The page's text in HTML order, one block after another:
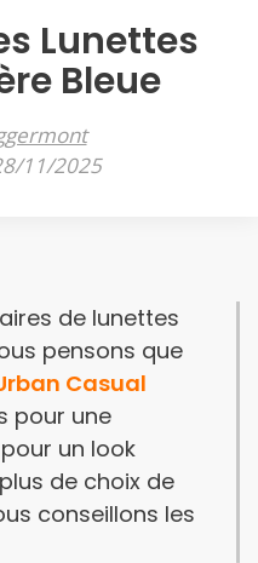
Lunettes
Bleue
11/2025
de lunettes
pensons que
Casual
pour une
un look
de choix de
conseillons les